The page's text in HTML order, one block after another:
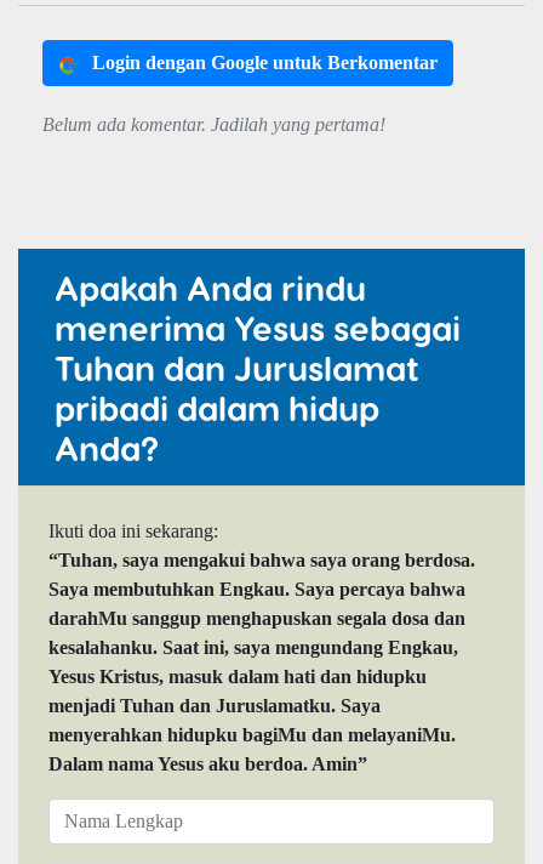
Login dengan Google untuk Berkomentar
Belum ada komentar. Jadilah yang pertama!
Apakah Anda rindu
menerima Yesus sebagai
Tuhan dan Juruslamat
pribadi dalam hidup
Anda?
Ikuti doa ini sekarang:
“Tuhan, saya mengakui bahwa saya orang berdosa.
Saya membutuhkan Engkau. Saya percaya bahwa
darahMu sanggup menghapuskan segala dosa dan
kesalahanku. Saat ini, saya mengundang Engkau,
Yesus Kristus, masuk dalam hati dan hidupku
menjadi Tuhan dan Juruslamatku. Saya
menyerahkan hidupku bagiMu dan melayaniMu.
Dalam nama Yesus aku berdoa. Amin”